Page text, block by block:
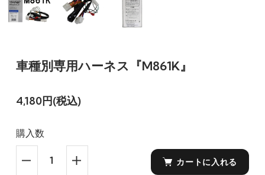
車種別専用ハーネス『M861K』
4,180円(税込)
購入数
カートに入れる